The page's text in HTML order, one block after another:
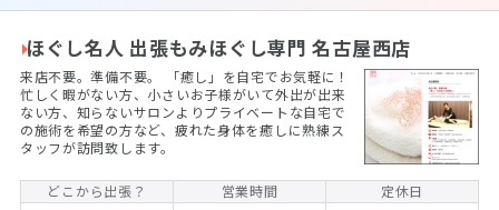
ほぐし名人 出張もみほぐし専門 名古屋西店
来店不要。準備不要。 ​「癒し」を自宅でお気軽に！
忙しく暇がない方、小さいお子様がいて外出が出来
ない方、知らないサロンよりプライベートな自宅で
の施術を希望の方など、疲れた身体を癒しに熟練ス
タッフが訪問致します。
どこから出張？ 営業時間
定休日